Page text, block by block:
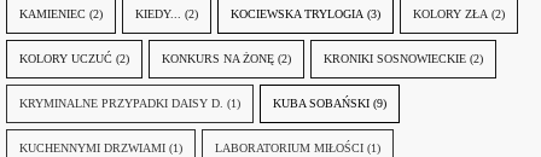
KAMIENIEC (2) KIEDY... (2) KOCIEWSKA TRYLOGIA (3) KOLORY ZŁA (2)
KOLORY UCZUĆ (2) KONKURS NA ŻONĘ (2) KRONIKI SOSNOWIECKIE (2)
KRYMINALNE PRZYPADKI DAISY D. (1) KUBA SOBAŃSKI (9)
KUCHENNYMI DRZWIAMI (1) LABORATORIUM MIŁOŚCI (1)